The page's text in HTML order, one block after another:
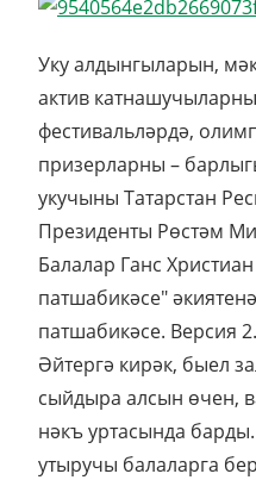
Уку алдынгыларын,
актив
фестивальләрдә,
призерларны –
укучыны Татарстан
Президенты Рөстәм
Балалар Ганс
патшабикәсе"
патшабикәсе. Версия
Әйтергә кирәк, быел
сыйдыра алсын өчен,
нәкъ уртасында
утыручы балаларга